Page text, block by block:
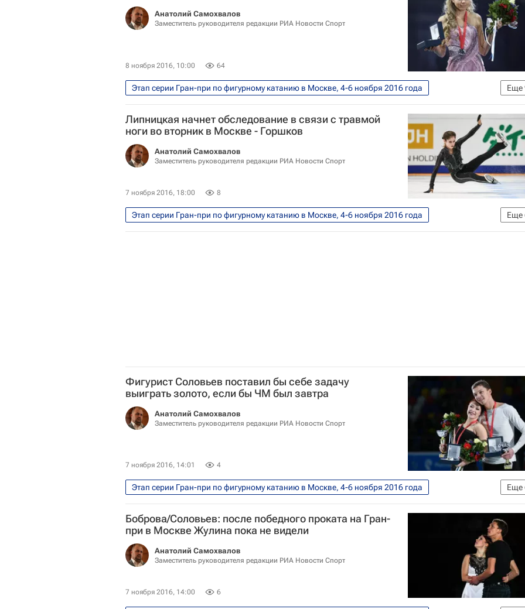
Анатолий Самохвалов
Заместитель руководителя редакции РИА Новости Спорт
8 ноября 2016, 10:00 64
Еще
Этап серии Гран-при по фигурному катанию в Москве, 4-6 ноября 2016 года
Интервью - Авторы
Аналитика Фигурное катание
Спорт
Татьяна Тарасова
Татьяна Навка
Гран-при по фигурному катанию
Эшли Вагнер
Липницкая начнет обследование в связи с травмой
ноги во вторник в Москве - Горшков
Анатолий Самохвалов
Заместитель руководителя редакции РИА Новости Спорт
7 ноября 2016, 18:00 8
Еще
Этап серии Гран-при по фигурному катанию в Москве, 4-6 ноября 2016 года
Фигурное катание
Спорт
Александр Горшков (хоккей)
Фигурист Соловьев поставил бы себе задачу
выиграть золото, если бы ЧМ был завтра
Анатолий Самохвалов
Заместитель руководителя редакции РИА Новости Спорт
7 ноября 2016, 14:01 4
Еще
Этап серии Гран-при по фигурному катанию в Москве, 4-6 ноября 2016 года
Фигурное катание
Спорт
Гран-при по фигурному катанию
Чемпионат мира по фигурному катанию
Дмитрий Соловьёв
Екатерина Боброва
Боброва/Соловьев: после победного проката на Гран-
при в Москве Жулина пока не видели
Анатолий Самохвалов
Заместитель руководителя редакции РИА Новости Спорт
7 ноября 2016, 14:00 6